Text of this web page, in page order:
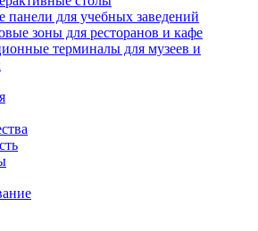
панели для учебных заведений
зоны для ресторанов и кафе
терминалы для музеев и